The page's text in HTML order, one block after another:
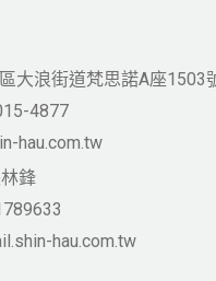
大浪街道梵思諾A座1503
4877
hau.com.tw
鋒
hau.com.tw